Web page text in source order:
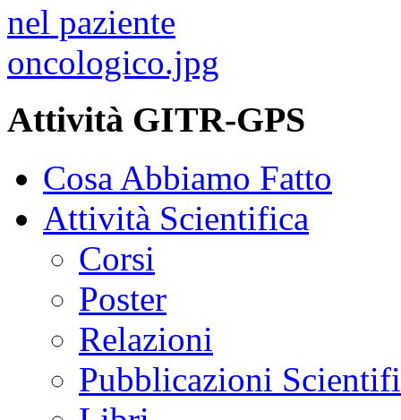
Attività GITR-GPS
Cosa Abbiamo Fatto
Attività Scientifica
Corsi
Poster
Relazioni
Pubblicazioni